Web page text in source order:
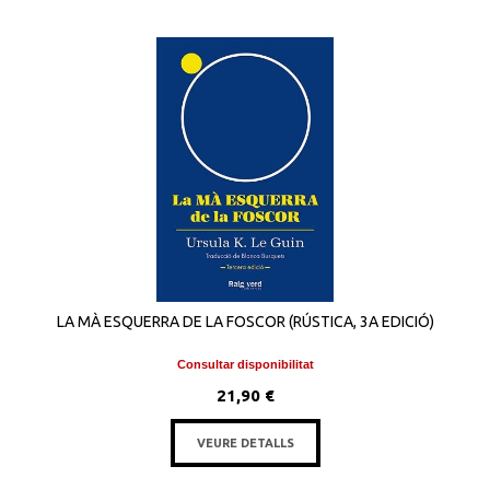
LA MÀ ESQUERRA DE LA FOSCOR (RÚSTICA, 3A EDICIÓ)
Consultar disponibilitat
21,90 €
VEURE DETALLS